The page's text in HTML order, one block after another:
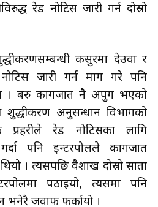
रेड नोटिस जारी गर्न दोस्रो
कसुरमा देउवा र
जारी गर्न माग गरे पनि
। बरु कागजात नै अपुग भएको
शुद्धीकरण अनुसन्धान विभागको
रेड नोटिसका लागि
गर्दा पनि इन्टरपोलले कागजात
। त्यसपछि वैशाख दोस्रो साता
पठाइयो, त्यसमा पनि
भनेरै जवाफ फर्कायो ।